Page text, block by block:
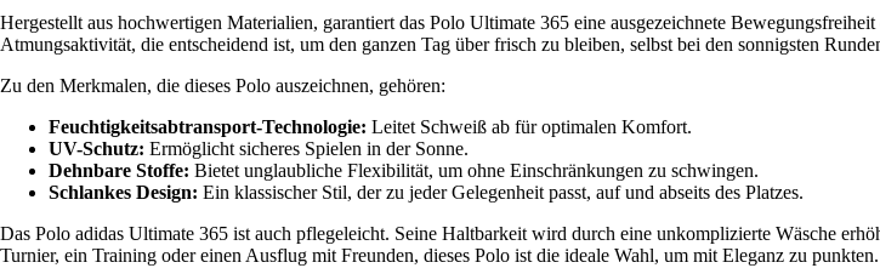
Hergestellt aus hochwertigen Materialien, garantiert das Polo Ultimate 365 eine ausgezeichnete
Atmungsaktivität, die entscheidend ist, um den ganzen Tag über frisch zu bleiben, selbst bei den sonnigsten
Zu den Merkmalen, die dieses Polo auszeichnen, gehören:
Feuchtigkeitsabtransport-Technologie: Leitet Schweiß ab für optimalen Komfort.
UV-Schutz: Ermöglicht sicheres Spielen in der Sonne.
Dehnbare Stoffe: Bietet unglaubliche Flexibilität, um ohne Einschränkungen zu schwingen.
Schlankes Design: Ein klassischer Stil, der zu jeder Gelegenheit passt, auf und abseits des Platzes.
Das Polo adidas Ultimate 365 ist auch pflegeleicht. Seine Haltbarkeit wird durch eine unkomplizierte Wäsche
Turnier, ein Training oder einen Ausflug mit Freunden, dieses Polo ist die ideale Wahl, um mit Eleganz zu punkten.